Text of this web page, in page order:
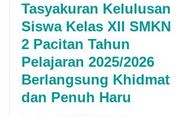
Tasyakuran Kelulusan
Siswa Kelas XII SMKN
2 Pacitan Tahun
Pelajaran 2025/2026
Berlangsung Khidmat
dan Penuh Haru